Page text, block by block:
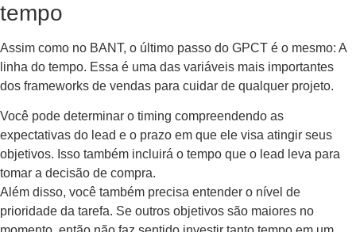
tempo
Assim como no BANT, o último passo do GPCT é o mesmo: A
linha do tempo. Essa é uma das variáveis mais importantes
dos frameworks de vendas para cuidar de qualquer projeto.
Você pode determinar o timing compreendendo as
expectativas do lead e o prazo em que ele visa atingir seus
objetivos. Isso também incluirá o tempo que o lead leva para
tomar a decisão de compra.
Além disso, você também precisa entender o nível de
prioridade da tarefa. Se outros objetivos são maiores no